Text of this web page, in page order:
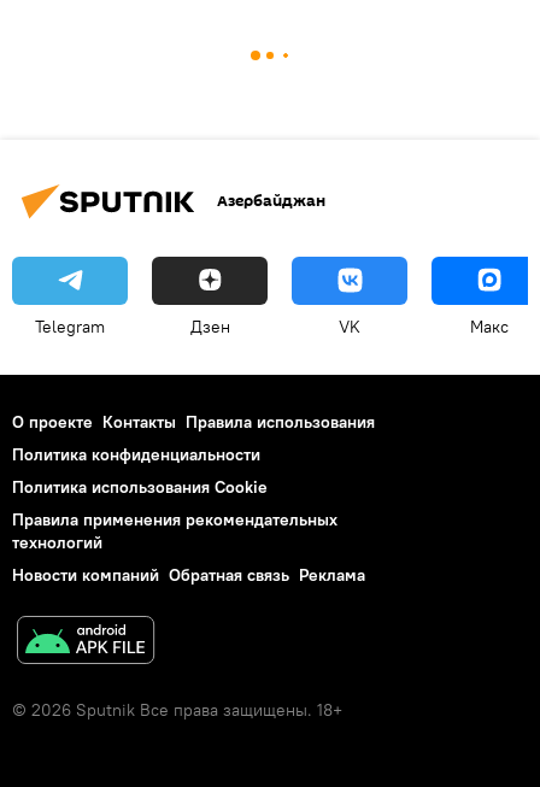
Азербайджан
Telegram Дзен VK Макс
О проекте Контакты Правила использования
Политика конфиденциальности
Политика использования Cookie
Правила применения рекомендательных
технологий
Новости компаний Обратная связь Реклама
© 2026 Sputnik Все права защищены. 18+